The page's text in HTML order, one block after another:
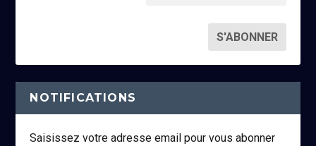
NOTIFICATIONS
Saisissez votre adresse email pour vous abonner